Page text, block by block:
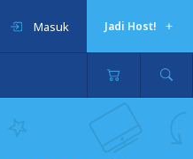
Jadi Host!
Masuk